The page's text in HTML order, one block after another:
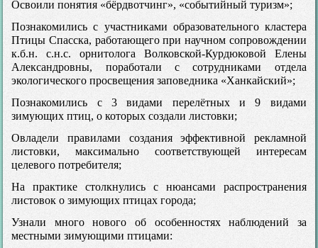
Освоили понятия «бёрдвотчинг», «событийный туризм»;
Познакомились с участниками образовательного кластера
Птицы Спасска, работающего при научном сопровождении
к.б.н. с.н.с. орнитолога Волковской-Курдюковой Елены
Александровны, поработали с сотрудниками отдела
экологического просвещения заповедника «Ханкайский»;
Познакомились с 3 видами перелётных и 9 видами
зимующих птиц, о которых создали листовки;
Овладели правилами создания эффективной рекламной
листовки, максимально соответствующей интересам
целевого потребителя;
На практике столкнулись с нюансами распространения
листовок о зимующих птицах города;
Узнали много нового об особенностях наблюдений за
местными зимующими птицами: